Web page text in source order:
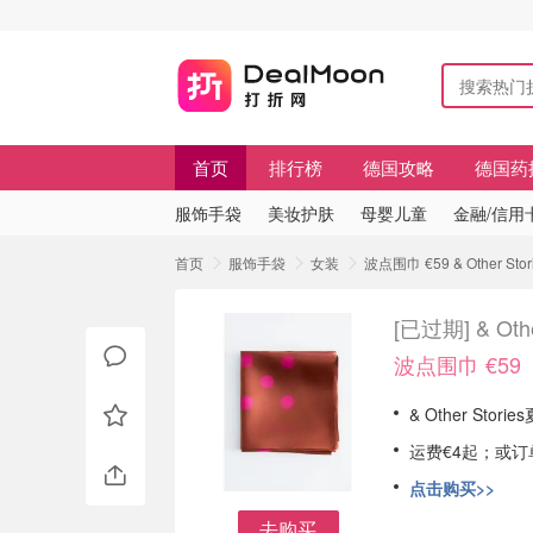
首页 排行榜 德国攻略 德国药
服饰手袋 美妆护肤 母婴儿童 金融/信用
首页 服饰手袋 女装 波点围巾 €59 & Other
[已过期] &
波点围巾 €59
& Other Stories
运费€4起；或
点击购买>>